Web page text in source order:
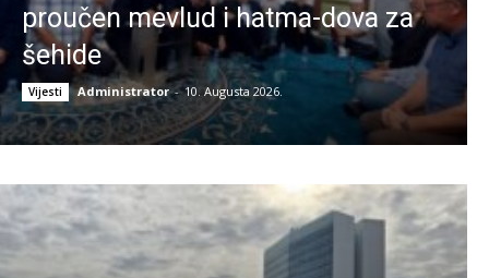
proučen mevlud i hatma-dova za
šehide
Vijesti Administrator - 10. Augusta 2026.